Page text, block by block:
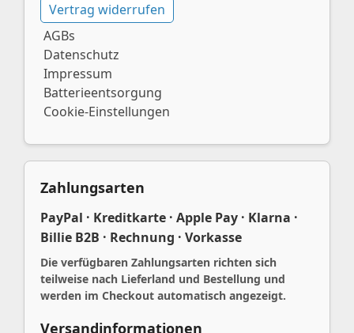
Vertrag widerrufen
AGBs
Datenschutz
Impressum
Batterieentsorgung
Cookie-Einstellungen
Zahlungsarten
PayPal · Kreditkarte · Apple Pay · Klarna ·
Billie B2B · Rechnung · Vorkasse
Die verfügbaren Zahlungsarten richten sich
teilweise nach Lieferland und Bestellung und
werden im Checkout automatisch angezeigt.
Versandinformationen